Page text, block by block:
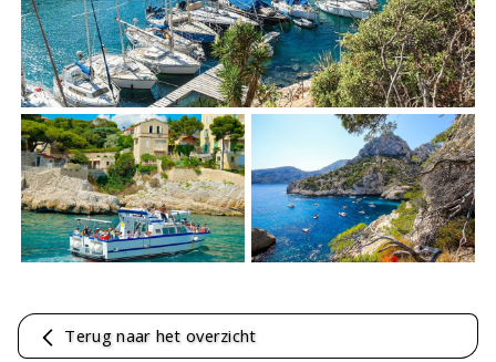
Terug naar het overzicht